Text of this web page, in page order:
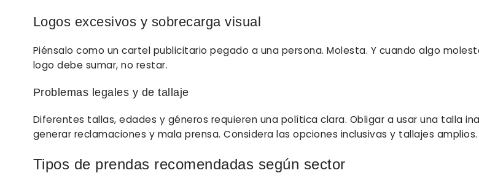
Logos excesivos y sobrecarga visual
Piénsalo como un cartel publicitario pegado a una persona. Molesta. Y cuando algo
logo debe sumar, no restar.
Problemas legales y de tallaje
Diferentes tallas, edades y géneros requieren una política clara. Obligar a usar una talla
generar reclamaciones y mala prensa. Considera las opciones inclusivas y tallajes amplios.
Tipos de prendas recomendadas según sector